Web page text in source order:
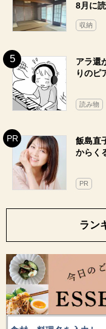
8月に
収納
アラ還
りのピ
読み物
飯島直
からく
PR
ラン